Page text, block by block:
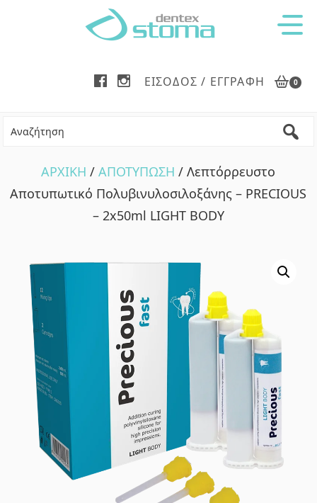
ΕΊΣΟΔΟΣ / ΕΓΓΡΑΦΉ 0
ΑΡΧΙΚΗ /ΑΠΟΤΥΠΩΣΗ / Λεπτόρρευστο
Αποτυπωτικό Πολυβινυλοσιλοξάνης – PRECIOUS
– 2x50ml LIGHT BODY